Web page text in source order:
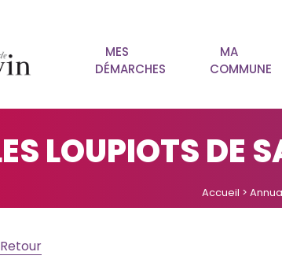
MES
DÉMARCHES
MA
COMMUNE
LOUPIOTS DE
Accueil >
Retour